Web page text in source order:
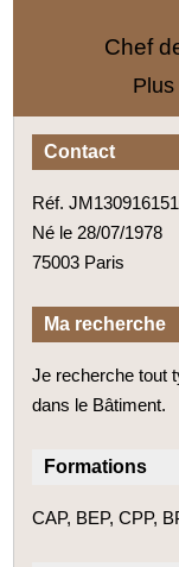
Chef
Contact
Réf.
Né le 28/07/1978
75003 Paris
Ma recherche
Je recherche tout
dans le Bâtiment.
Formations
CAP, BEP, CPP,